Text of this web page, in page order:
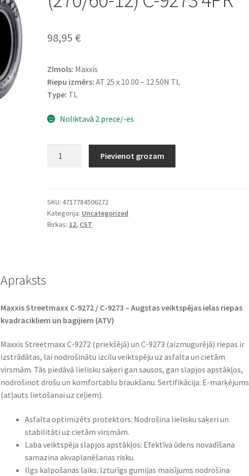
98,95 €
Zīmols: Maxxis
Riepu izmērs: AT 25 x 10.00 – 12 50N TL
Type: TL
Noliktavā 2 prece/-es
50N
(270/60-
12)
Pievienot grozam
SKU:4717784506272
Kategorija: Uncategorized
Birkas: 12, CST
Apraksts
Maxxis Streetmaxx C-9272 / C-9273 – Augstas veiktspējas ielas riepas
kvadracikliem un bagijiem (ATV)
Maxxis Streetmaxx C-9272 (priekšējā) un C-9273 (aizmugurējā) riepas ir
izstrādātas, lai nodrošinātu izcilu veiktspēju uz asfalta un cietām
virsmām. Tās piedāvā lielisku saķeri gan sausos, gan slapjos apstākļos,
nodrošinot drošu un komfortablu braukšanu. Sertifikācija: E-marķējums
(atļauts lietošanai uz ceļiem).
Asfalta optimizēts protektors: Nodrošina lielisku saķeri un
stabilitāti uz cietām virsmām.
Laba veiktspēja slapjos apstākļos: Efektīva ūdens novadīšana
samazina akvaplanēšanas risku.
Ilgs kalpošanas laiks: Izturīgs gumijas maisījums nodrošina